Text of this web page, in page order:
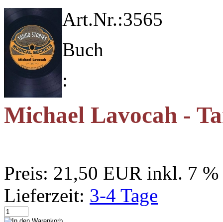
Art.Nr.:3565
Buch
:
Michael Lavocah -
Preis: 21,50 EUR inkl. 7
Lieferzeit: 3-4 Tage